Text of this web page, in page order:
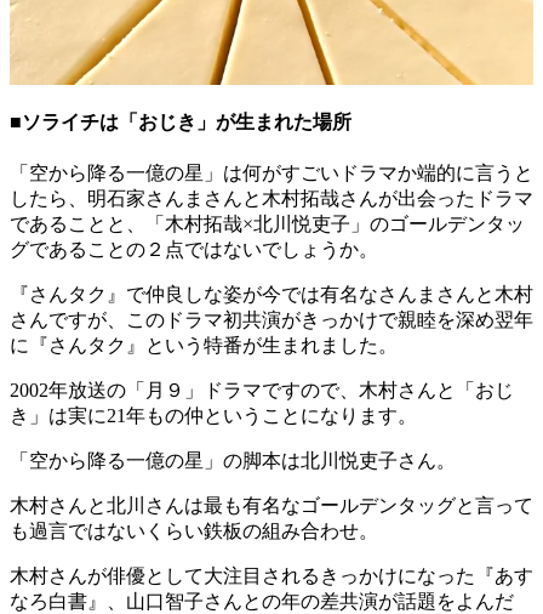
■ソライチは「おじき」が生まれた場所
「空から降る一億の星」は何がすごいドラマか端的に言うと
したら、明石家さんまさんと木村拓哉さんが出会ったドラマ
であることと、「木村拓哉×北川悦吏子」のゴールデンタッ
グであることの２点ではないでしょうか。
『さんタク』で仲良しな姿が今では有名なさんまさんと木村
さんですが、このドラマ初共演がきっかけで親睦を深め翌年
に『さんタク』という特番が生まれました。
2002年放送の「月９」ドラマですので、木村さんと「おじ
き」は実に21年もの仲ということになります。
「空から降る一億の星」の脚本は北川悦吏子さん。
木村さんと北川さんは最も有名なゴールデンタッグと言って
も過言ではないくらい鉄板の組み合わせ。
木村さんが俳優として大注目されるきっかけになった『あす
なろ白書』、山口智子さんとの年の差共演が話題をよんだ